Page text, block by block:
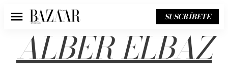
Menú SUSCRÍBETE
ALBER ELBAZ